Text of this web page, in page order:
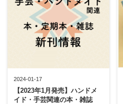
2024-01-17
【2023年1月発売】ハンドメ
イド・手芸関連の本・雑誌